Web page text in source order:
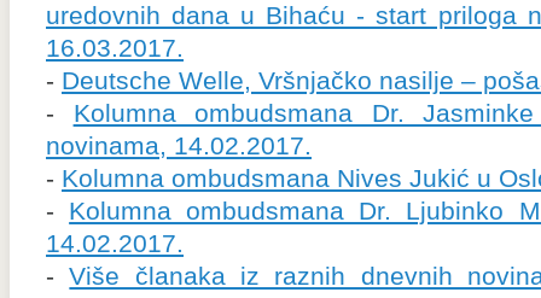
uredovnih dana u Bihaću - start priloga
16.03.2017.
- Deutsche Welle, Vršnjačko nasilje –
- Kolumna ombudsmana Dr.
novinama, 14.02.2017.
- Kolumna ombudsmana Nives Jukić u
- Kolumna ombudsmana Dr. Ljubinko
14.02.2017.
-Više članaka iz raznih dnevnih